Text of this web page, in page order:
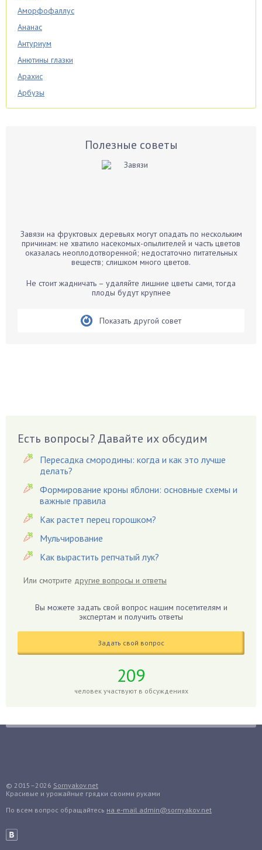
Аморфофаллус
Ананас
Антуриум
Анютины глазки
Арахис
Арбузы
Аспарагус
Бархатцы
Бегония
Бирючина
Вишня
Вредители
Гардения
Гацания
Гвоздики
Георгины
Герань
Гиацинт
Гиппеаструм
Годжи
Голубика
Гуава
Гузмания
Дайкон
Полезные советы
Завязи на фруктовых деревьях могут опадать по нескольким
причинам: не хватило насекомых-опылителей и часть цветов
оказалась неоплодотворенной; недостаточно питательных
веществ; слишком много цветов.
Не стоит жадничать – удаляйте лишние цветы сами, тогда
плоды будут крупнее
Показать другой совет
Есть вопросы? Давайте их обсудим
Пересадка смородины: когда и как это лучше
делать?
Формирование кроны яблони: основные схемы и
важные правила
Как растет перец горошком?
Мульчирование
Как вырастить репчатый лук?
Или смотрите другие вопросы и ответы
Вы можете задать свой вопрос нашим посетителям и
экспертам и получить ответы
Задать свой вопрос
209
человек участвуют в обсуждениях
© 2015–2026 Sornyakov.net
Красивые и урожайные грядки своими руками
По всем вопрос обращайтесь на e-mail admin@sornyakov.net